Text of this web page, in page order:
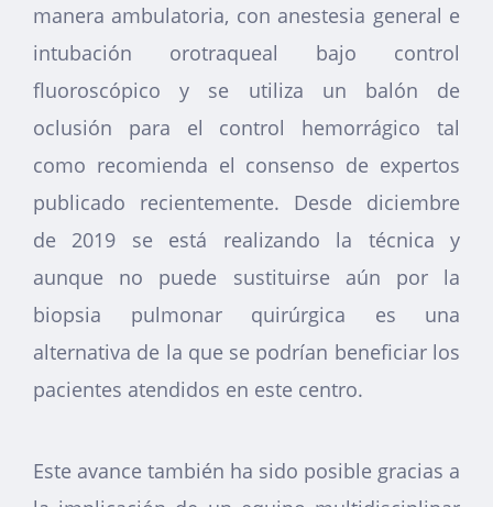
manera ambulatoria, con anestesia general e
intubación orotraqueal bajo control
fluoroscópico y se utiliza un balón de
oclusión para el control hemorrágico tal
como recomienda el consenso de expertos
publicado recientemente. Desde diciembre
de 2019 se está realizando la técnica y
aunque no puede sustituirse aún por la
biopsia pulmonar quirúrgica es una
alternativa de la que se podrían beneficiar los
pacientes atendidos en este centro.
Este avance también ha sido posible gracias a